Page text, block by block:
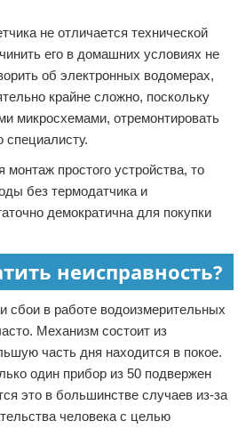
не отличается технической
его в домашних условиях не
об электронных водомерах,
крайне сложно, поскольку
микросхемами, отремонтировать
специалисту.
простого устройства, то
без термодатчика и
демократична для покупки
неисправность?
сбои в работе водоизмерительных
Механизм состоит из
часть дня находится в покое.
один прибор из 50 подвержен
это в большинстве случаев из-за
человека с целью